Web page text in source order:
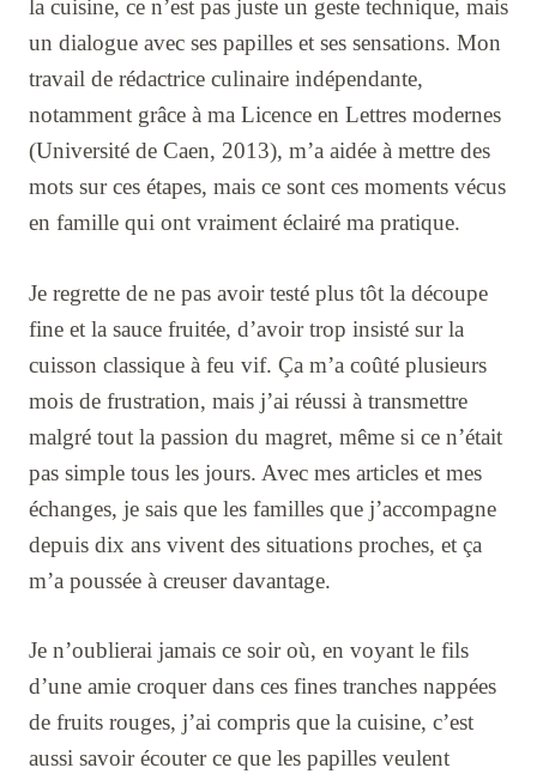
la cuisine, ce n’est pas juste un geste technique, mais
un dialogue avec ses papilles et ses sensations. Mon
travail de rédactrice culinaire indépendante,
notamment grâce à ma Licence en Lettres modernes
(Université de Caen, 2013), m’a aidée à mettre des
mots sur ces étapes, mais ce sont ces moments vécus
en famille qui ont vraiment éclairé ma pratique.
Je regrette de ne pas avoir testé plus tôt la découpe
fine et la sauce fruitée, d’avoir trop insisté sur la
cuisson classique à feu vif. Ça m’a coûté plusieurs
mois de frustration, mais j’ai réussi à transmettre
malgré tout la passion du magret, même si ce n’était
pas simple tous les jours. Avec mes articles et mes
échanges, je sais que les familles que j’accompagne
depuis dix ans vivent des situations proches, et ça
m’a poussée à creuser davantage.
Je n’oublierai jamais ce soir où, en voyant le fils
d’une amie croquer dans ces fines tranches nappées
de fruits rouges, j’ai compris que la cuisine, c’est
aussi savoir écouter ce que les papilles veulent